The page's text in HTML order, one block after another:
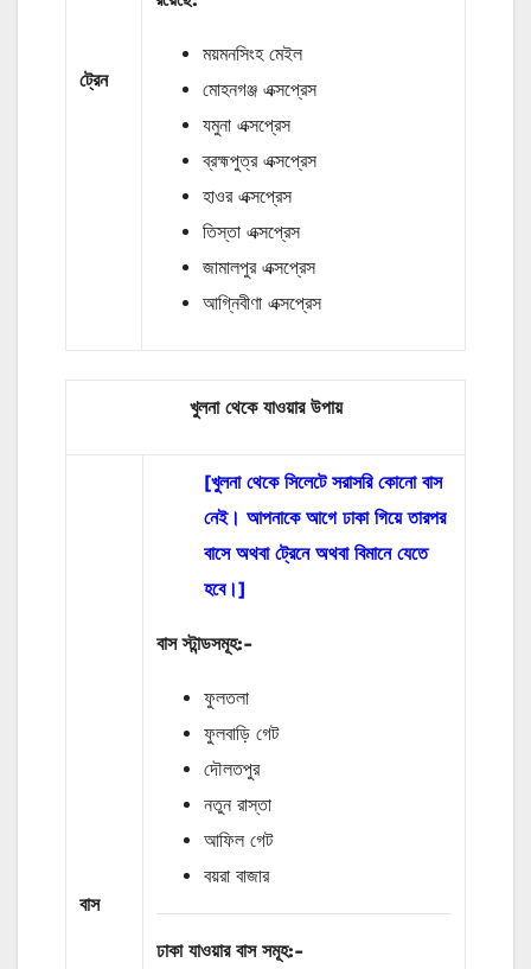
ট্রেন
ময়মনসিংহ মেইল
মোহনগঞ্জ এক্সপ্রেস
যমুনা এক্সপ্রেস
ব্রহ্মপুত্র এক্সপ্রেস
হাওর এক্সপ্রেস
তিস্তা এক্সপ্রেস
জামালপুর এক্সপ্রেস
আগ্নিবীণা এক্সপ্রেস
খুলনা থেকে যাওয়ার উপায়
বাস
[খুলনা থেকে সিলেটে সরাসরি কোনো বাস
নেই। আপনাকে আগে ঢাকা গিয়ে তারপর
বাসে অথবা ট্রেনে অথবা বিমানে যেতে
হবে।]
বাস স্টান্ডসমূহ:-
ফুলতলা
ফুলবাড়ি গেট
দৌলতপুর
নতুন রাস্তা
আফিল গেট
বয়রা বাজার
ঢাকা যাওয়ার বাস সমূহ:-